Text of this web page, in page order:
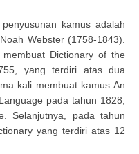
kamus adalah
Webster (1758-1843).
Dictionary of the
yang terdiri atas dua
kali membuat kamus An
pada tahun 1828,
Selanjutnya, pada tahun
yang terdiri atas 12